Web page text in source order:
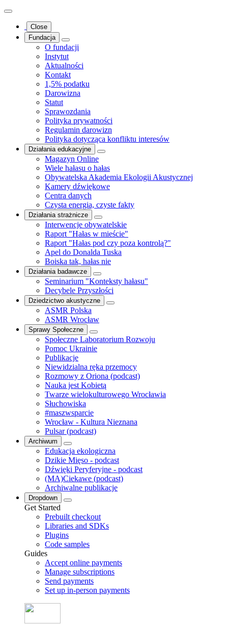
Close
Fundacja
O fundacji
Instytut
Aktualności
Kontakt
1,5% podatku
Darowizna
Statut
Sprawozdania
Polityka prywatności
Regulamin darowizn
Polityka dotycząca konfliktu interesów
Działania edukacyjne
Magazyn Online
Wiele hałasu o hałas
Obywatelska Akademia Ekologii Akustycznej
Kamery dźwiękowe
Centra danych
Czysta energia, czyste fakty
Działania strażnicze
Interwencje obywatelskie
Raport "Hałas w mieście"
Raport "Hałas pod czy poza kontrolą?"
Apel do Donalda Tuska
Boiska tak, hałas nie
Działania badawcze
Seminarium "Konteksty hałasu"
Decybele Przyszłości
Dziedzictwo akustyczne
ASMR Polska
ASMR Wrocław
Sprawy Społeczne
Społeczne Laboratorium Rozwoju
Pomoc Ukrainie
Publikacje
Niewidzialna ręka przemocy
Rozmowy z Oriona (podcast)
Nauka jest Kobietą
Twarze wielokulturowego Wrocławia
Słuchowiska
#maszwsparcie
Wrocław - Kultura Nieznana
Pulsar (podcast)
Archiwum
Edukacja ekologiczna
Dzikie Mięso - podcast
Dźwięki Peryferyjne - podcast
(MA)Ciekawe (podcast)
Archiwalne publikacje
Dropdown
Get Started
Prebuilt checkout
Libraries and SDKs
Plugins
Code samples
Guides
Accept online payments
Manage subscriptions
Send payments
Set up in-person payments